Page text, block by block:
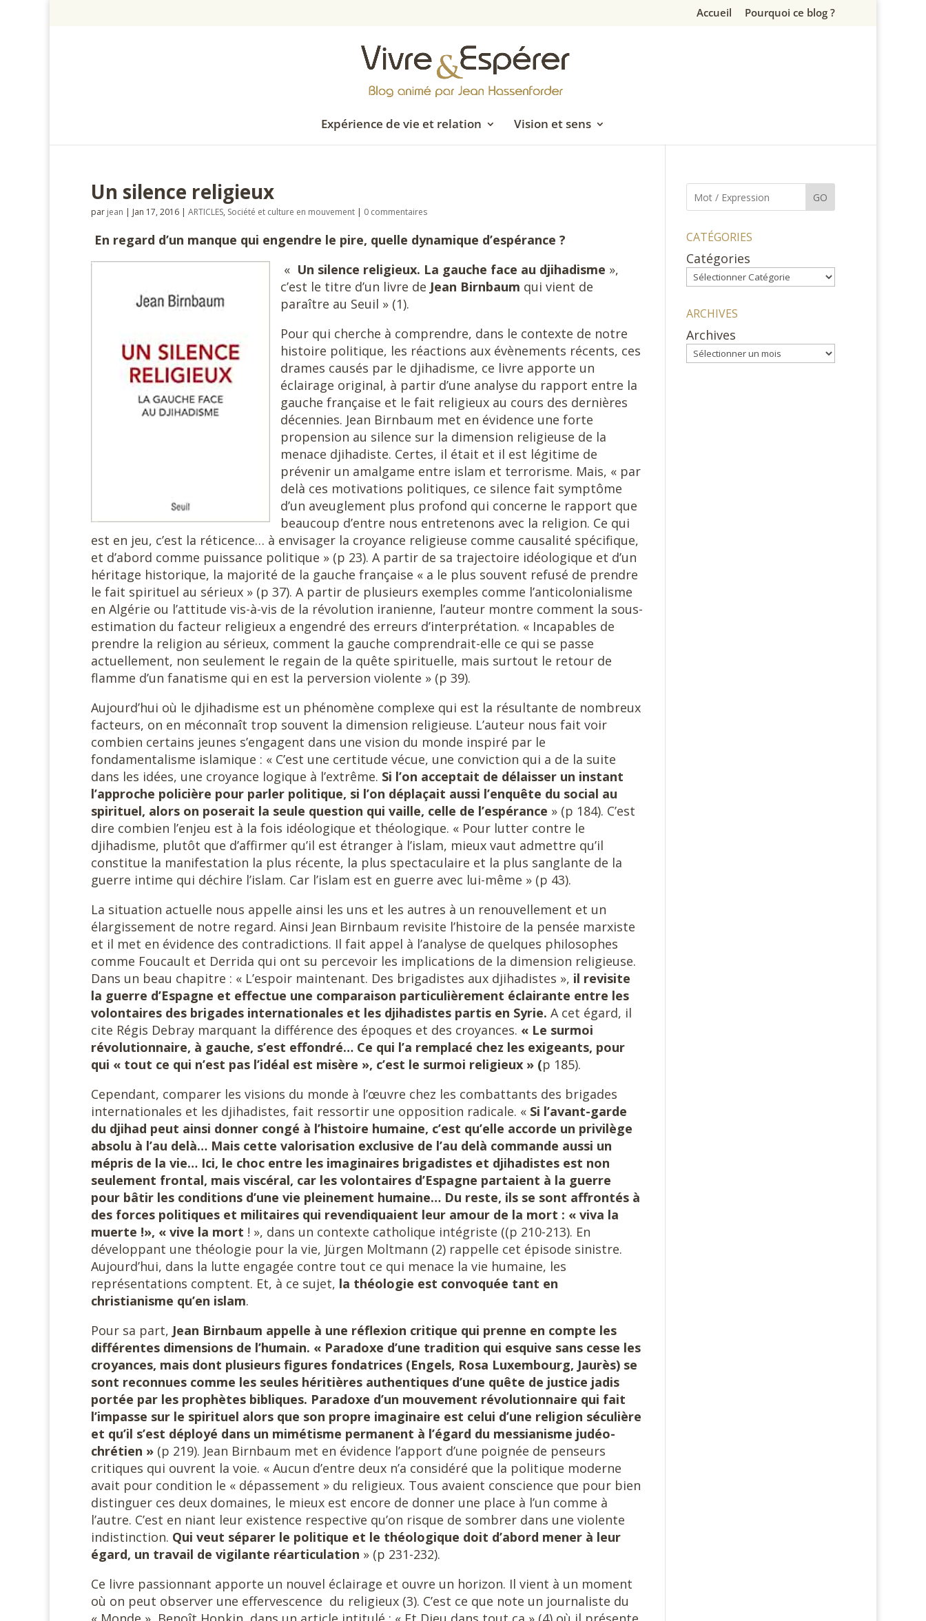
Accueil Pourquoi ce blog ?
Expérience de vie et relation Vision et sens
Un silence religieux
par jean | Jan 17, 2016 | ARTICLES, Société et culture en mouvement | 0 commentaires
En regard d’un manque qui engendre le pire, quelle dynamique d’espérance ?
« Un silence religieux. La gauche face au djihadisme »,
c’est le titre d’un livre de Jean Birnbaum qui vient de
paraître au Seuil » (1).
Pour qui cherche à comprendre, dans le contexte de notre
histoire politique, les réactions aux évènements récents, ces
drames causés par le djihadisme, ce livre apporte un
éclairage original, à partir d’une analyse du rapport entre la
gauche française et le fait religieux au cours des dernières
décennies. Jean Birnbaum met en évidence une forte
propension au silence sur la dimension religieuse de la
menace djihadiste. Certes, il était et il est légitime de
prévenir un amalgame entre islam et terrorisme. Mais, « par
delà ces motivations politiques, ce silence fait symptôme
d’un aveuglement plus profond qui concerne le rapport que
beaucoup d’entre nous entretenons avec la religion. Ce qui
est en jeu, c’est la réticence… à envisager la croyance religieuse comme causalité spécifique,
et d’abord comme puissance politique » (p 23). A partir de sa trajectoire idéologique et d’un
héritage historique, la majorité de la gauche française « a le plus souvent refusé de prendre
le fait spirituel au sérieux » (p 37). A partir de plusieurs exemples comme l’anticolonialisme
en Algérie ou l’attitude vis-à-vis de la révolution iranienne, l’auteur montre comment la sous-
estimation du facteur religieux a engendré des erreurs d’interprétation. « Incapables de
prendre la religion au sérieux, comment la gauche comprendrait-elle ce qui se passe
actuellement, non seulement le regain de la quête spirituelle, mais surtout le retour de
flamme d’un fanatisme qui en est la perversion violente » (p 39).
Aujourd’hui où le djihadisme est un phénomène complexe qui est la résultante de nombreux
facteurs, on en méconnaît trop souvent la dimension religieuse. L’auteur nous fait voir
combien certains jeunes s’engagent dans une vision du monde inspiré par le
fondamentalisme islamique : « C’est une certitude vécue, une conviction qui a de la suite
dans les idées, une croyance logique à l’extrême. Si l’on acceptait de délaisser un instant
l’approche policière pour parler politique, si l’on déplaçait aussi l’enquête du social au
spirituel, alors on poserait la seule question qui vaille, celle de l’espérance » (p 184). C’est
dire combien l’enjeu est à la fois idéologique et théologique. « Pour lutter contre le
djihadisme, plutôt que d’affirmer qu’il est étranger à l’islam, mieux vaut admettre qu’il
constitue la manifestation la plus récente, la plus spectaculaire et la plus sanglante de la
guerre intime qui déchire l’islam. Car l’islam est en guerre avec lui-même » (p 43).
La situation actuelle nous appelle ainsi les uns et les autres à un renouvellement et un
élargissement de notre regard. Ainsi Jean Birnbaum revisite l’histoire de la pensée marxiste
et il met en évidence des contradictions. Il fait appel à l’analyse de quelques philosophes
comme Foucault et Derrida qui ont su percevoir les implications de la dimension religieuse.
Dans un beau chapitre : « L’espoir maintenant. Des brigadistes aux djihadistes », il revisite
la guerre d’Espagne et effectue une comparaison particulièrement éclairante entre les
volontaires des brigades internationales et les djihadistes partis en Syrie. A cet égard, il
cite Régis Debray marquant la différence des époques et des croyances. « Le surmoi
révolutionnaire, à gauche, s’est effondré… Ce qui l’a remplacé chez les exigeants, pour
qui « tout ce qui n’est pas l’idéal est misère », c’est le surmoi religieux » (p 185).
Cependant, comparer les visions du monde à l’œuvre chez les combattants des brigades
internationales et les djihadistes, fait ressortir une opposition radicale. « Si l’avant-garde
du djihad peut ainsi donner congé à l’histoire humaine, c’est qu’elle accorde un privilège
absolu à l’au delà… Mais cette valorisation exclusive de l’au delà commande aussi un
mépris de la vie… Ici, le choc entre les imaginaires brigadistes et djihadistes est non
seulement frontal, mais viscéral, car les volontaires d’Espagne partaient à la guerre
pour bâtir les conditions d’une vie pleinement humaine… Du reste, ils se sont affrontés à
des forces politiques et militaires qui revendiquaient leur amour de la mort : « viva la
muerte !», « vive la mort ! », dans un contexte catholique intégriste ((p 210-213). En
développant une théologie pour la vie, Jürgen Moltmann (2) rappelle cet épisode sinistre.
Aujourd’hui, dans la lutte engagée contre tout ce qui menace la vie humaine, les
représentations comptent. Et, à ce sujet, la théologie est convoquée tant en
christianisme qu’en islam.
Pour sa part, Jean Birnbaum appelle à une réflexion critique qui prenne en compte les
différentes dimensions de l’humain. « Paradoxe d’une tradition qui esquive sans cesse les
croyances, mais dont plusieurs figures fondatrices (Engels, Rosa Luxembourg, Jaurès) se
sont reconnues comme les seules héritières authentiques d’une quête de justice jadis
portée par les prophètes bibliques. Paradoxe d’un mouvement révolutionnaire qui fait
l’impasse sur le spirituel alors que son propre imaginaire est celui d’une religion séculière
et qu’il s’est déployé dans un mimétisme permanent à l’égard du messianisme judéo-
chrétien » (p 219). Jean Birnbaum met en évidence l’apport d’une poignée de penseurs
critiques qui ouvrent la voie. « Aucun d’entre deux n’a considéré que la politique moderne
avait pour condition le « dépassement » du religieux. Tous avaient conscience que pour bien
distinguer ces deux domaines, le mieux est encore de donner une place à l’un comme à
l’autre. C’est en niant leur existence respective qu’on risque de sombrer dans une violente
indistinction. Qui veut séparer le politique et le théologique doit d’abord mener à leur
égard, un travail de vigilante réarticulation » (p 231-232).
Ce livre passionnant apporte un nouvel éclairage et ouvre un horizon. Il vient à un moment
où on peut observer une effervescence du religieux (3). C’est ce que note un journaliste du
GO
CATÉGORIES
Catégories
ARCHIVES
Archives